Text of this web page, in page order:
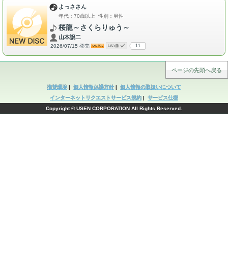
よっささん
年代：70歳以上 性別：男性
桜龍～さくらりゅう～
山本譲二
2026/07/15 発売 11
ページの先頭へ戻る
推奨環境 | 個人情報保護方針 | 個人情報の取扱いについて
インターネットリクエストサービス規約 | サービス仕様
Copyright © USEN CORPORATION All Rights Reserved.